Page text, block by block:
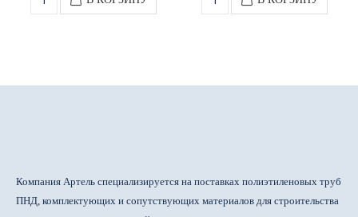
Компания Артель специализируется на поставках полиэтиленовых труб
ПНД, комплектующих и сопутствующих материалов для строительства